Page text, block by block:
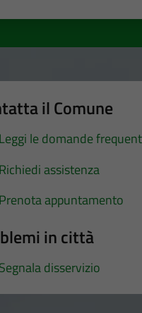
il Comune
le domande
assistenza
appuntamento
in città
disservizio